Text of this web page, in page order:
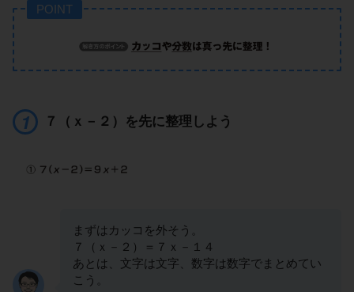
POINT
７（ｘ－２）を先に整理しよう
まずはカッコを外そう。
７（ｘ－２）＝７ｘ－１４
あとは、文字は文字、数字は数字でまとめてい
こう。